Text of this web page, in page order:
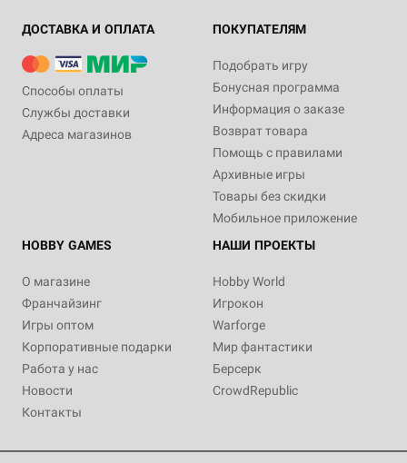
ДОСТАВКА И ОПЛАТА
Способы оплаты
Службы доставки
Адреса магазинов
ПОКУПАТЕЛЯМ
Подобрать игру
Бонусная программа
Информация о заказе
Возврат товара
Помощь с правилами
Архивные игры
Товары без скидки
Мобильное приложение
HOBBY GAMES
О магазине
Франчайзинг
Игры оптом
Корпоративные подарки
Работа у нас
Новости
Контакты
НАШИ ПРОЕКТЫ
Hobby World
Игрокон
Warforge
Мир фантастики
Берсерк
CrowdRepublic